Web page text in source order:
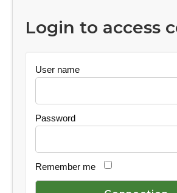
Login to access
User name
Password
Remember me